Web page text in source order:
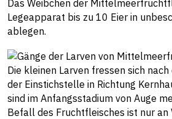
Das Weibchen der
Legeapparat bis zu 10 Eier in
ablegen.
Die kleinen Larven fressen sich
der Einstichstelle in Richtung
sind im Anfangsstadium von Auge
Befall des Fruchtfleisches ist nur an